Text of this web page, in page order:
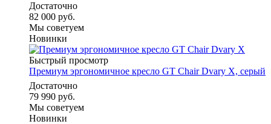
Достаточно
82 000 руб.
Мы советуем
Новинки
Быстрый просмотр
Премиум эргономичное кресло GT Chair Dvary X, серый
Достаточно
79 990 руб.
Мы советуем
Новинки